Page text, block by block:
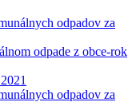
odpadov za
odpade z obce-rok
odpadov za